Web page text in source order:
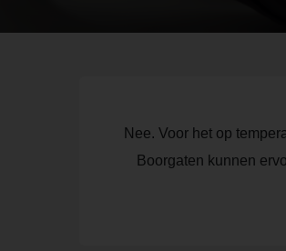
Nee. Voor het op
Boorgaten kunnen